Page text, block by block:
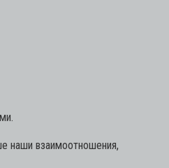
наши взаимоотношения,